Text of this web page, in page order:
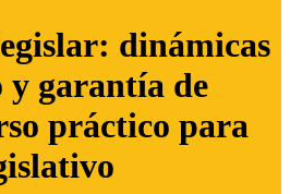
dinámicas
y garantía de
práctico para